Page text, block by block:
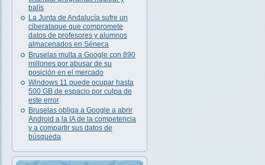
balís
La Junta de Andalucía sufre un
ciberataque que compromete
datos de profesores y alumnos
almacenados en Séneca
Bruselas multa a Google con 890
millones por abusar de su
posición en el mercado
Windows 11 puede ocupar hasta
500 GB de espacio por culpa de
este error
Bruselas obliga a Google a abrir
Android a la IA de la competencia
y a compartir sus datos de
búsqueda